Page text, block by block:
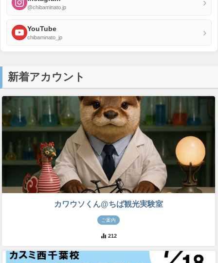
@chibaminato.jp
YouTube
chibaminato_jp ›
新着アカウント
カワウソくん@ちば観光実験室
ご案内
212